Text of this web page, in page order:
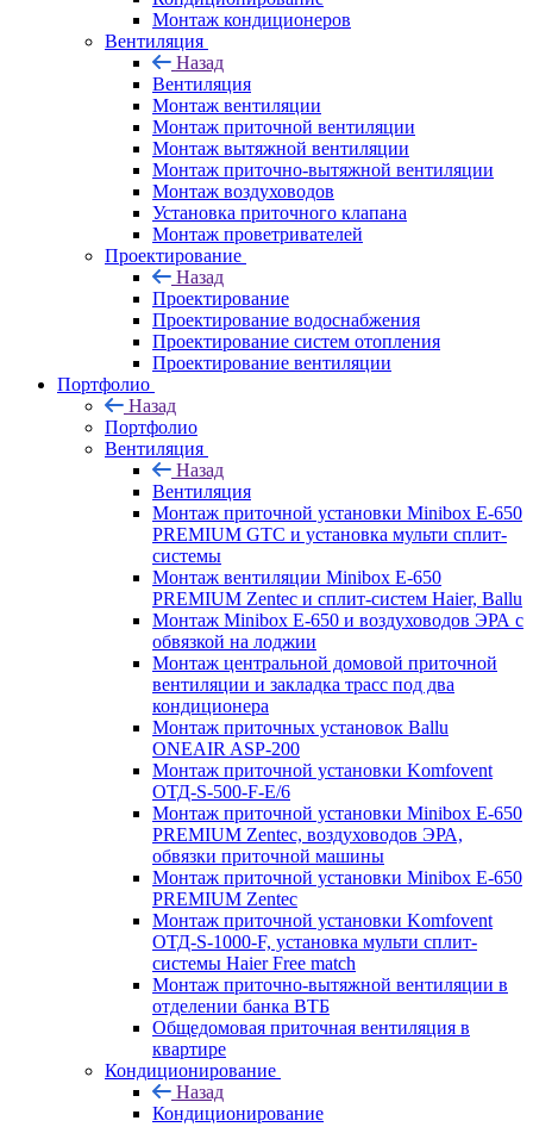
Монтаж кондиционеров
Вентиляция
Назад
Вентиляция
Монтаж вентиляции
Монтаж приточной вентиляции
Монтаж вытяжной вентиляции
Монтаж приточно-вытяжной вентиляции
Монтаж воздуховодов
Установка приточного клапана
Монтаж проветривателей
Проектирование
Назад
Проектирование
Проектирование водоснабжения
Проектирование систем отопления
Проектирование вентиляции
Портфолио
Назад
Портфолио
Вентиляция
Назад
Вентиляция
Монтаж приточной установки Minibox E-650
PREMIUM GTC и установка мульти сплит-
системы
Монтаж вентиляции Minibox E-650
PREMIUM Zentec и сплит-систем Haier, Ballu
Монтаж Minibox E-650 и воздуховодов ЭРА с
обвязкой на лоджии
Монтаж центральной домовой приточной
вентиляции и закладка трасс под два
кондиционера
Монтаж приточных установок Ballu
ONEAIR ASP-200
Монтаж приточной установки Komfovent
ОТД-S-500-F-E/6
Монтаж приточной установки Minibox E-650
PREMIUM Zentec, воздуховодов ЭРА,
обвязки приточной машины
Монтаж приточной установки Minibox E-650
PREMIUM Zentec
Монтаж приточной установки Komfovent
ОТД-S-1000-F, установка мульти сплит-
системы Haier Free match
Монтаж приточно-вытяжной вентиляции в
отделении банка ВТБ
Общедомовая приточная вентиляция в
квартире
Кондиционирование
Назад
Кондиционирование